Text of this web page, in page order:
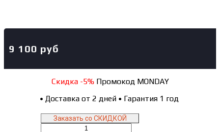
9 100 руб
Скидка -5%Промокод MONDAY
• Доставка от 2 дней • Гарантия 1 год
Заказать со СКИДКОЙ